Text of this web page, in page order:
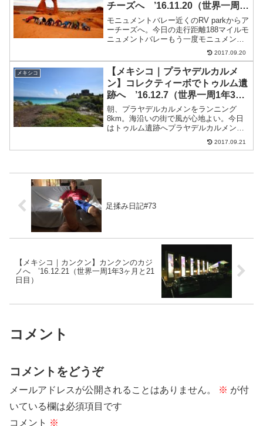
チーズへ ’16.11.20（世界一周1
年2ヶ月と20日目）
モニュメントバレー近くのRV parkからア
ーチーズへ。今日の走行距離188マイルモ
ニュメントバレーもう一度モニュメント
バレー近くで撮影大会ここはフォレスト
ガンプで主人公が走るのを諦めた場所。
座って逆立ち3点倒立ジャンプ西君のジャ
ンプアーチ...
2017.09.20
メキシコ
【メキシコ｜プラヤデルカルメ
ン】コレクティーボでトゥルム遺
跡へ ’16.12.7（世界一周1年3ヶ
月と7日目）
朝、プラヤデルカルメンをランニング
8km。海沿いの街で風が心地よい。今日
はトゥルム遺跡へプラヤデルカルメンか
らトゥルムへ移動トゥルム遺跡へはコレ
クティーボで行ける。コレクティーボ乗
2017.09.21
足揉み日記#73
【メキシコ｜カンクン】カンクンのカジ
ノへ ’16.12.21（世界一周1年3ヶ月と21
日目）
コメント
コメントをどうぞ
メールアドレスが公開されることはありません。 ※ が付
いている欄は必須項目です
コメント ※